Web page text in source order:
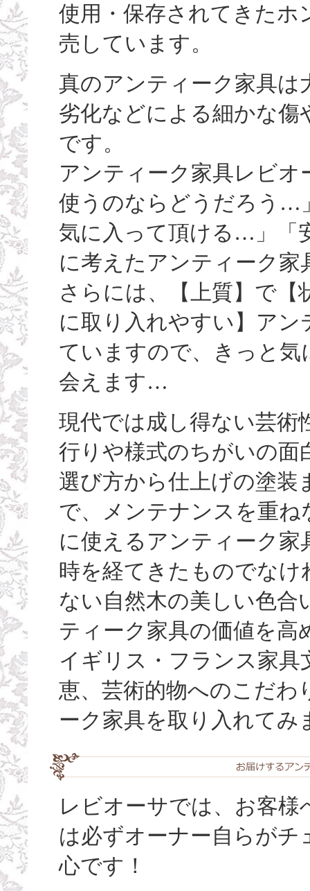
使用・保存されてきたホ
売しています。
真のアンティーク家具は
劣化などによる細かな
です。
アンティーク家具レビ
使うのならどうだろう…
気に入って頂ける…」「
に考えたアンティーク
さらには、【上質】で【
に取り入れやすい】ア
ていますので、きっと
会えます…
現代では成し得ない芸術
行りや様式のちがいの面
選び方から仕上げの塗
で、メンテナンスを重
に使えるアンティーク
時を経てきたものでな
ない自然木の美しい色合
ティーク家具の価値を高
イギリス・フランス家
恵、芸術的物へのこだわ
ーク家具を取り入れてみ
レビオーサでは、お客
は必ずオーナー自らが
心です！